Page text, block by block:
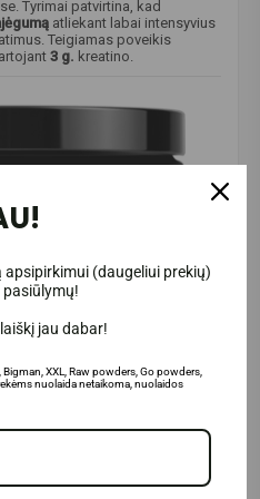
Tyrimai patvirtina, kad
atliekant labai intensyvius
Teigiamas poveikis
3 g. kreatino.
apsipirkimui (daugeliui prekių)
pasiūlymų!
jau dabar!
XXL, Raw powders, Go powders,
nuolaida netaikoma, nuolaidos